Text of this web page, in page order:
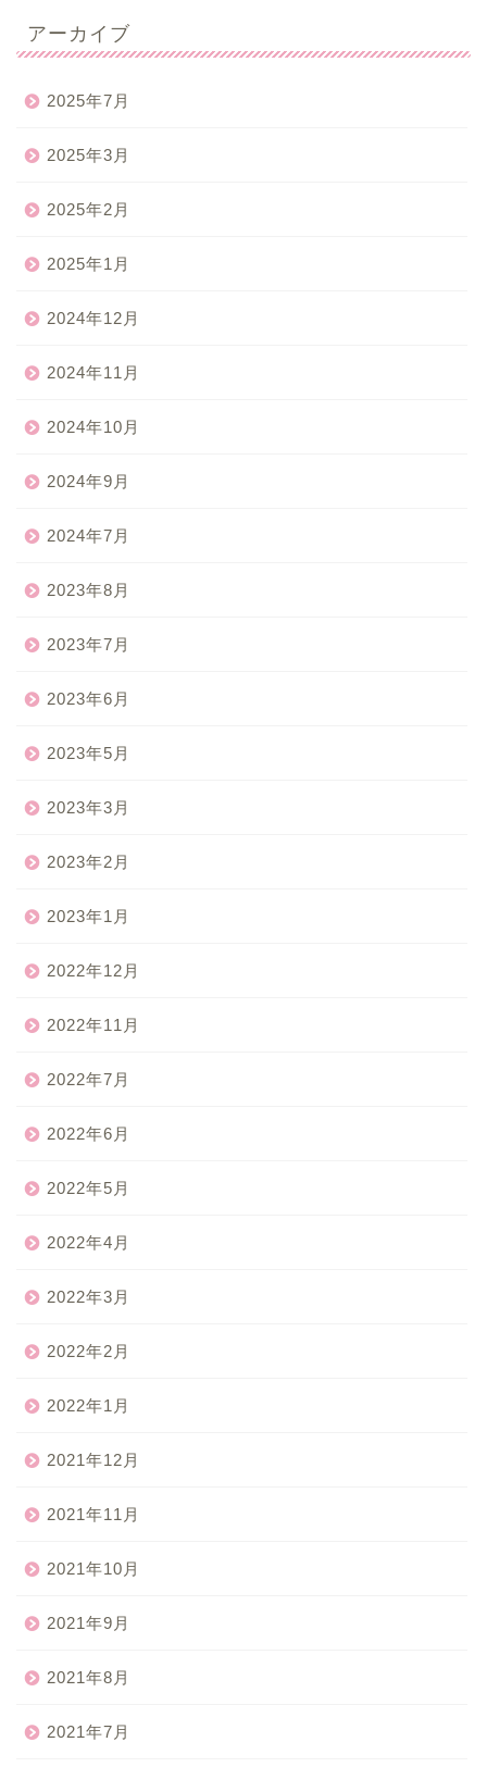
アーカイブ
2025年7月
2025年3月
2025年2月
2025年1月
2024年12月
2024年11月
2024年10月
2024年9月
2024年7月
2023年8月
2023年7月
2023年6月
2023年5月
2023年3月
2023年2月
2023年1月
2022年12月
2022年11月
2022年7月
2022年6月
2022年5月
2022年4月
2022年3月
2022年2月
2022年1月
2021年12月
2021年11月
2021年10月
2021年9月
2021年8月
2021年7月